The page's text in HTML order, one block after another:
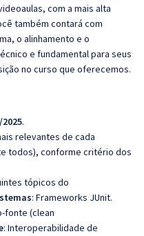
com a mais alta
também contará com
o alinhamento e o
e fundamental para seus
no curso que oferecemos.
.
relevantes de cada
todos), conforme critério dos
tópicos do
: Frameworks JUnit.
fonte (clean
: Interoperabilidade de